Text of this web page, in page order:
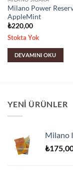
Milano Power
AppleMint
₺220,00
Stokta Yok
DEVAMINI OKU
YENI ÜRÜNLER
Milano
₺